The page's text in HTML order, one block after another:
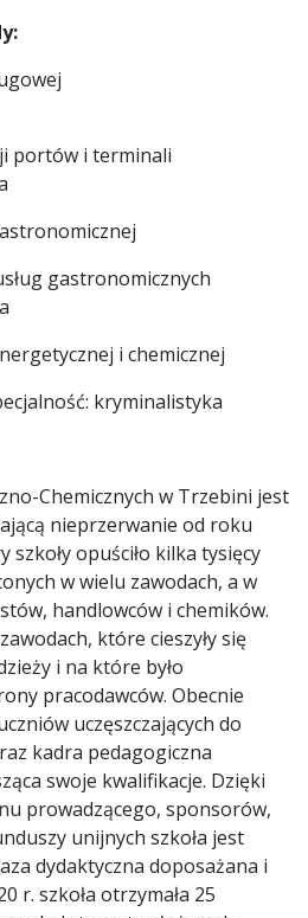
portów i terminali
gastronomicznych
i chemicznej
kryminalistyka
Chemicznych w Trzebini jest
nieprzerwanie od roku
szkoły opuściło kilka tysięcy
w wielu zawodach, a w
handlowców i chemików.
które cieszyły się
i na które było
pracodawców. Obecnie
uczęszczających do
kadra pedagogiczna
swoje kwalifikacje. Dzięki
prowadzącego, sponsorów,
unijnych szkoła jest
dydaktyczna doposażana i
r. szkoła otrzymała 25